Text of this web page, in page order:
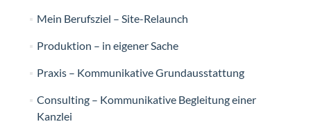
Mein Berufsziel – Site-Relaunch
Produktion – in eigener Sache
Praxis – Kommunikative Grundausstattung
Consulting – Kommunikative Begleitung einer
Kanzlei